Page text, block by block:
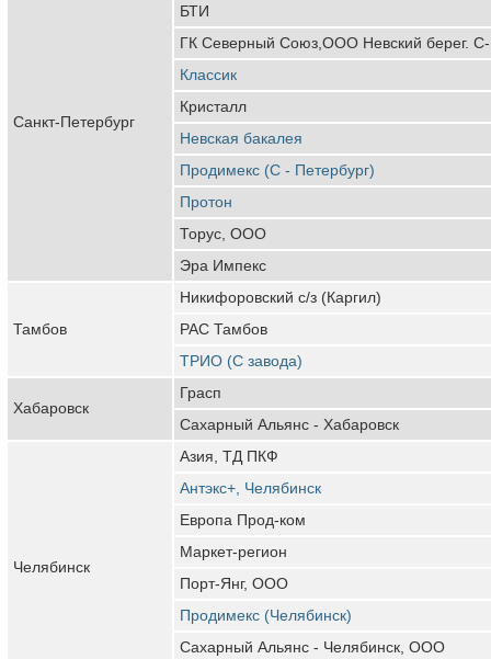
Санкт-Петербург
БТИ
ГК Северный Союз,ООО Невский берег. С-
Классик
Кристалл
Невская бакалея
Продимекс (С - Петербург)
Протон
Торус, ООО
Эра Импекс
Тамбов
Никифоровский с/з (Каргил)
РАС Тамбов
ТРИО (С завода)
Хабаровск
Грасп
Сахарный Альянс - Хабаровск
Челябинск
Азия, ТД ПКФ
Антэкс+, Челябинск
Европа Прод-ком
Маркет-регион
Порт-Янг, ООО
Продимекс (Челябинск)
Сахарный Альянс - Челябинск, ООО